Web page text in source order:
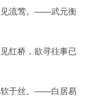
见流莺。——武元衡
红桥，欲寻往事已
软于丝。——白居易